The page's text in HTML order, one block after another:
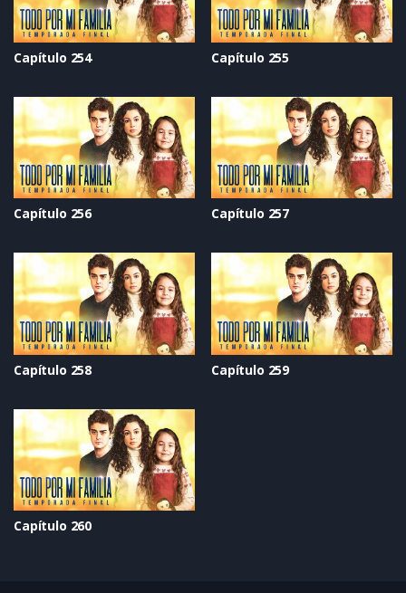
Capítulo 254 Capítulo 255
Capítulo 256 Capítulo 257
Capítulo 258 Capítulo 259
Capítulo 260